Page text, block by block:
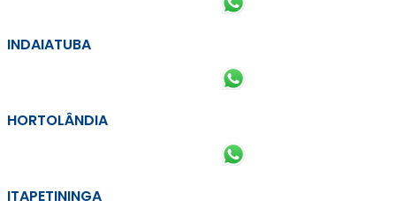
INDAIATUBA
HORTOLÂNDIA
ITAPETININGA